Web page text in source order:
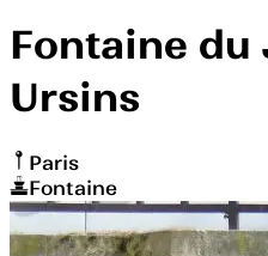
Fontaine du
Ursins
Paris
Fontaine